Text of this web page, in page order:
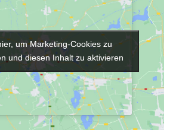
um Marketing-Cookies zu
und diesen Inhalt zu aktivieren
um Marketing-Cookies zu
und diesen Inhalt zu aktivieren